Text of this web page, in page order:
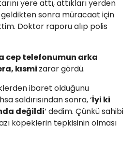
yere attı, attıkları yerden
geldikten sonra müracaat için
Doktor raporu alıp polis
cep telefonumun arka
kısmi zarar gördü.
ibaret olduğunu
saldırısından sonra, ‘İyi ki
değildi’ dedim. Çünkü sahibi
köpeklerin tepkisinin olması